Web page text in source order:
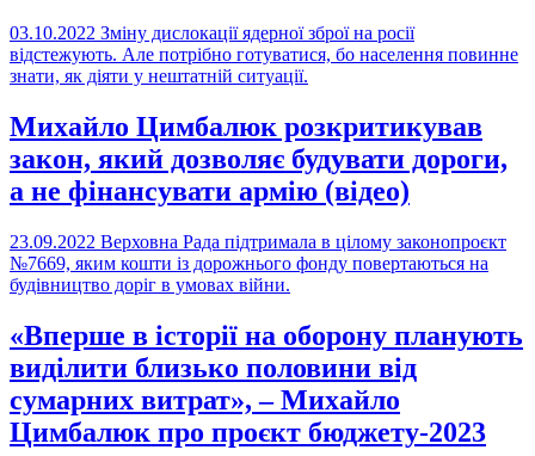
03.10.2022 Зміну дислокації ядерної зброї на росії
відстежують. Але потрібно готуватися, бо населення повинне
знати, як діяти у нештатній ситуації.
Михайло Цимбалюк розкритикував
закон, який дозволяє будувати дороги,
а не фінансувати армію (відео)
23.09.2022 Верховна Рада підтримала в цілому законопроєкт
№7669, яким кошти із дорожнього фонду повертаються на
будівництво доріг в умовах війни.
«Вперше в історії на оборону планують
виділити близько половини від
сумарних витрат», – Михайло
Цимбалюк про проєкт бюджету-2023